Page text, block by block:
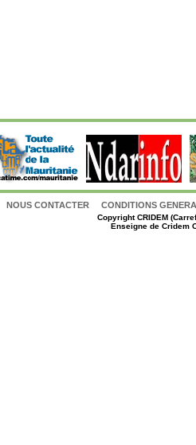
NOUS CONTACTER CONDITIONS
CopyrightCRIDEM
Enseigne de Cridem